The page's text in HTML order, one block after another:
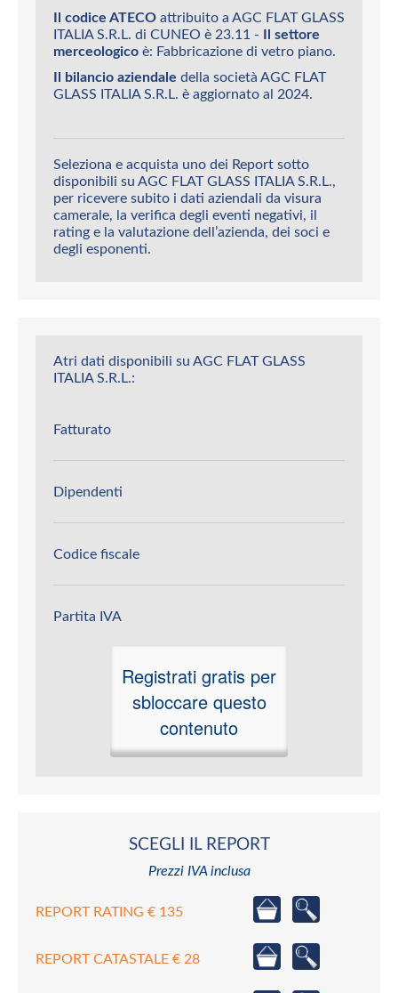
Il codice ATECO attribuito a AGC FLAT GLASS
ITALIA S.R.L. di CUNEO è 23.11 - Il settore
merceologico è: Fabbricazione di vetro piano.
Il bilancio aziendale della società AGC FLAT
GLASS ITALIA S.R.L. è aggiornato al 2024.
Seleziona e acquista uno dei Report sotto
disponibili su AGC FLAT GLASS ITALIA S.R.L.,
per ricevere subito i dati aziendali da visura
camerale, la verifica degli eventi negativi, il
rating e la valutazione dell’azienda, dei soci e
degli esponenti.
Atri dati disponibili su AGC FLAT GLASS
ITALIA S.R.L.:
Fatturato
Dipendenti
Codice fiscale
Partita IVA
Registrati gratis per
sbloccare questo
contenuto
SCEGLI IL REPORT
Prezzi IVA inclusa
REPORT RATING € 135
REPORT CATASTALE € 28